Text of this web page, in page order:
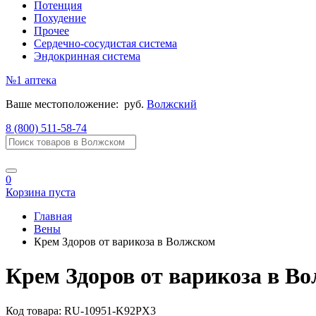
Потенция
Похудение
Прочее
Сердечно-сосудистая система
Эндокринная система
№1 аптека
Ваше местоположение: руб. Волжский
8 (800) 511-58-74
0
Корзина пуста
Главная
Вены
Крем Здоров от варикоза в Волжском
Крем Здоров от варикоза в
Код товара: RU-10951-K92PX3